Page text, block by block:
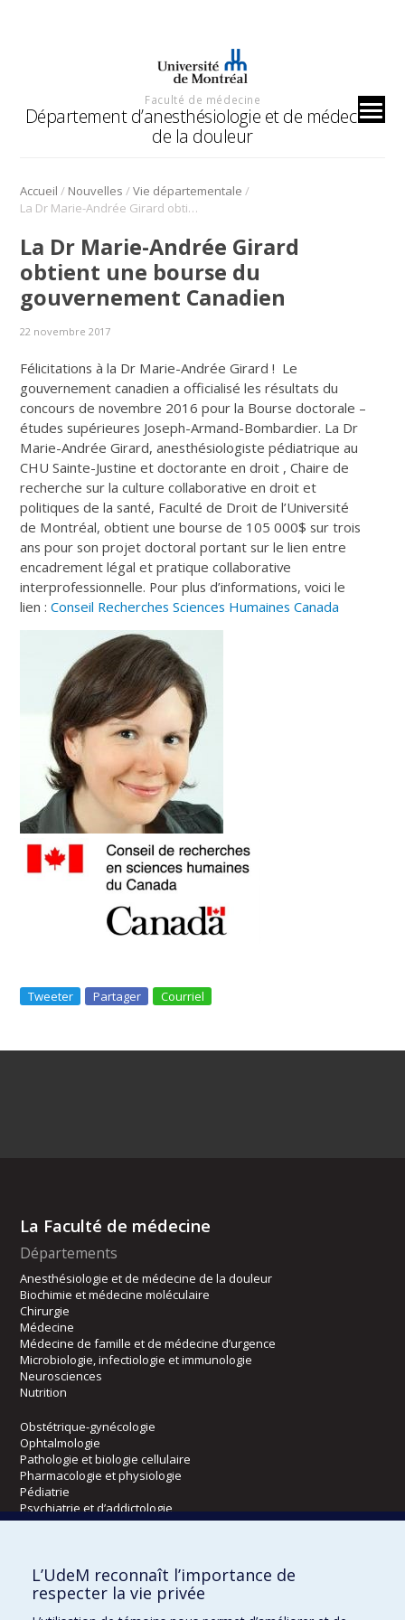
Faculté de médecine
Département d’anesthésiologie et de médecine
de la douleur
Accueil / Nouvelles /Vie départementale /
La Dr Marie-Andrée Girard obtient une bourse du gouvernement Canadien
La Dr Marie-Andrée Girard
obtient une bourse du
gouvernement Canadien
22 novembre 2017
Félicitations à la Dr Marie-Andrée Girard ! Le
gouvernement canadien a officialisé les résultats du
concours de novembre 2016 pour la Bourse doctorale –
études supérieures Joseph-Armand-Bombardier. La Dr
Marie-Andrée Girard, anesthésiologiste pédiatrique au
CHU Sainte-Justine et doctorante en droit , Chaire de
recherche sur la culture collaborative en droit et
politiques de la santé, Faculté de Droit de l’Université
de Montréal, obtient une bourse de 105 000$ sur trois
ans pour son projet doctoral portant sur le lien entre
encadrement légal et pratique collaborative
interprofessionnelle. Pour plus d’informations, voici le
lien :Conseil Recherches Sciences Humaines Canada
Tweeter Partager Courriel
La Faculté de médecine
Départements
Anesthésiologie et de médecine de la douleur
Biochimie et médecine moléculaire
Chirurgie
Médecine
Médecine de famille et de médecine d’urgence
Microbiologie, infectiologie et immunologie
Neurosciences
Nutrition
Obstétrique-gynécologie
Ophtalmologie
Pathologie et biologie cellulaire
Pharmacologie et physiologie
Pédiatrie
Psychiatrie et d’addictologie
Radiologie, radio-oncologie et médecine nucléaire
Écoles
L’UdeM reconnaît l’importance de
respecter la vie privée